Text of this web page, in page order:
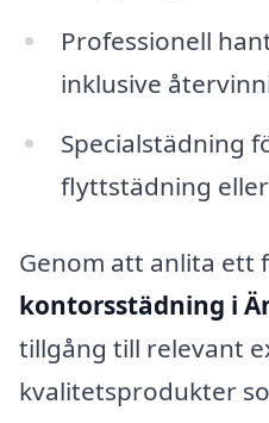
Professionell
inklusive
Specialstädning
flyttstädning
Genom att anlita ett
kontorsstädning i
tillgång till relevant
kvalitetsprodukter